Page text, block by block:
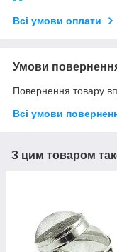
Всі умови оплати
Умови
Повернення товару
Всі умови
З цим товаром